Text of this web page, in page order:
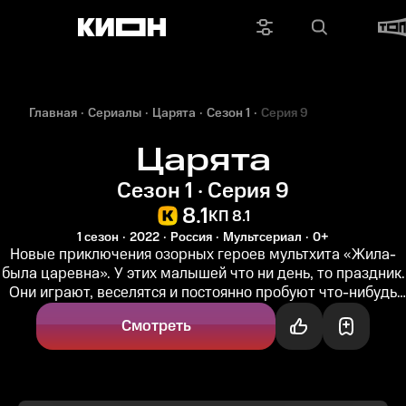
Главная Сериалы Царята Сезон 1 Серия 9
Царята
Сезон 1 · Серия 9
8.1КП 8.1
1 сезон 2022 Россия Мультсериал 0+
Новые приключения озорных героев мультхита «Жила-
была царевна». У этих малышей что ни день, то праздник.
Они играют, веселятся и постоянно пробуют что-нибудь
новое. Фантазия...
Смотреть